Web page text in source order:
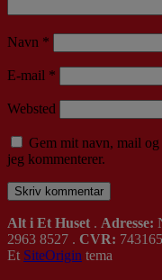
Navn *
E-mail *
Websted
Gem mit navn, mail
jeg kommenterer.
Alt i Et Huset . Adresse:
2963 8527 . CVR:
Et SiteOrigin tema